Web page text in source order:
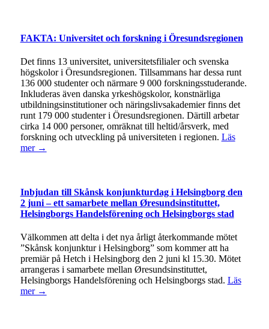
FAKTA: Universitet och forskning i Öresundsregionen
Det finns 13 universitet, universitetsfilialer och svenska
högskolor i Öresundsregionen. Tillsammans har dessa runt
136 000 studenter och närmare 9 000 forskningsstuderande.
Inkluderas även danska yrkeshögskolor, konstnärliga
utbildningsinstitutioner och näringslivsakademier finns det
runt 179 000 studenter i Öresundsregionen. Därtill arbetar
cirka 14 000 personer, omräknat till heltid/årsverk, med
forskning och utveckling på universiteten i regionen. Läs
mer →
Inbjudan till Skånsk konjunkturdag i Helsingborg den
2 juni – ett samarbete mellan Øresundsinstituttet,
Helsingborgs Handelsförening och Helsingborgs stad
Välkommen att delta i det nya årligt återkommande mötet
”Skånsk konjunktur i Helsingborg” som kommer att ha
premiär på Hetch i Helsingborg den 2 juni kl 15.30. Mötet
arrangeras i samarbete mellan Øresundsinstituttet,
Helsingborgs Handelsförening och Helsingborgs stad. Läs
mer →